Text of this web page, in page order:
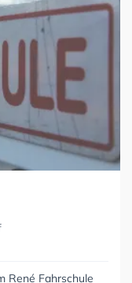
René Fahrschule